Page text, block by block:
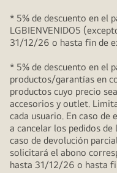
* 5% de descuento en el
LGBIENVENIDO5
31/12/26 o hasta fin de
* 5% de descuento en el
productos/garantías en
productos cuyo precio
accesorios y outlet.
cada usuario. En caso de
a cancelar los pedidos de
caso de devolución
solicitará el abono
hasta 31/12/26 o hasta